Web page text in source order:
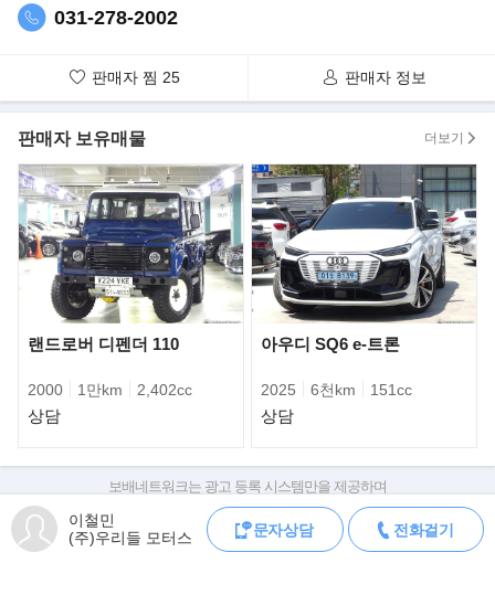
스마트키 시스템과 연동된 일종의 ‘키리스 액세스’(Keyless Access)
기능으로 짐을 싣고 난 이후에는 버튼만
유틸리티차(SUV)처럼 뒷유리창이 포함된
2열까지 함께 열리기 때문에 적재공간이 최대 1557ℓ에 달한다.
031-278-2002
판매자 찜 25 판매자 정보
판매자 보유매물 더보기
랜드로버 디펜더 110
2000 1만km 2,402cc
상담
아우디 SQ6 e-트론
2025 6천km 151cc
상담
이철민
(주)우리들 모터스
문자상담 전화걸기
보배네트워크는 광고 등록 시스템만을 제공하며
판매자가 직접 등록한 내용에 대한 모든 책임은 판매자에게 있습니다.
차량 구매 시 차량등록증, 성능점검기록부, 실제 차량 상태,
차대번호 조회로 직접 정보를 확인하세요.